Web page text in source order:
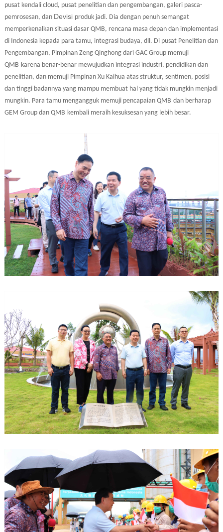
pusat kendali cloud, pusat penelitian dan pengembangan, galeri pasca-
pemrosesan, dan Devisi produk jadi. Dia dengan penuh semangat
memperkenalkan situasi dasar QMB, rencana masa depan dan implementasi
di Indonesia kepada para tamu, integrasi budaya, dll. Di pusat Penelitian dan
Pengembangan, Pimpinan Zeng Qinghong dari GAC Group memuji
QMB karena benar-benar mewujudkan integrasi industri, pendidikan dan
penelitian, dan memuji Pimpinan Xu Kaihua atas struktur, sentimen, posisi
dan tinggi badannya yang mampu membuat hal yang tidak mungkin menjadi
mungkin. Para tamu mengangguk memuji pencapaian QMB dan berharap
GEM Group dan QMB kembali meraih kesuksesan yang lebih besar.